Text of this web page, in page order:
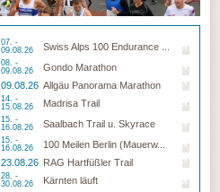
07. -
09.08.26
Swiss Alps 100 Endurance ...
08. -
09.08.26
Gondo Marathon
09.08.26 Allgäu Panorama Marathon
14. -
15.08.26
Madrisa Trail
15. -
16.08.26
Saalbach Trail u. Skyrace
15. -
16.08.26
100 Meilen Berlin (Mauerw...
23.08.26 RAG Hartfüßler Trail
28. -
30.08.26
Kärnten läuft